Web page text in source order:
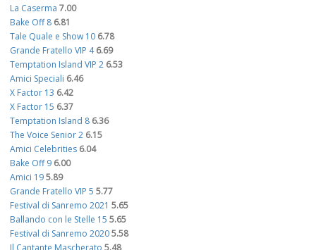
La Caserma 7.00
Bake Off 8 6.81
Tale Quale e Show 10 6.78
Grande Fratello VIP 4 6.69
Temptation Island VIP 2 6.53
Amici Speciali 6.46
X Factor 13 6.42
X Factor 15 6.37
Temptation Island 8 6.36
The Voice Senior 2 6.15
Amici Celebrities 6.04
Bake Off 9 6.00
Amici 195.89
Grande Fratello VIP 5 5.77
Festival di Sanremo 2021 5.65
Ballando con le Stelle 15 5.65
Festival di Sanremo 20205.58